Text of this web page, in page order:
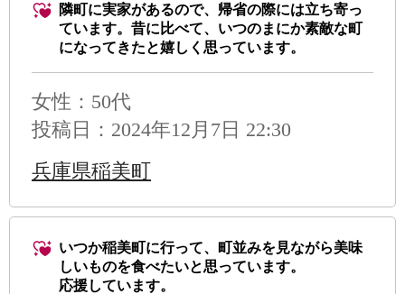
隣町に実家があるので、帰省の際には立ち寄っ
ています。昔に比べて、いつのまにか素敵な町
になってきたと嬉しく思っています。
女性：50代
投稿日：2024年12月7日 22:30
兵庫県稲美町
いつか稲美町に行って、町並みを見ながら美味
しいものを食べたいと思っています。
応援しています。